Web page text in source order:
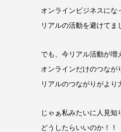
オンラインビジネスにな
リアルの活動を避けてま
でも、今リアル活動が増
オンラインだけのつなが
リアルのつながりがより
じゃぁ私みたいに人見知
どうしたらいいのか！！